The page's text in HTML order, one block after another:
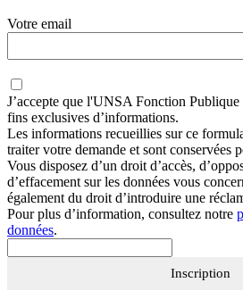
Votre email
J’accepte que l'UNSA Fonction Publique
fins exclusives d’informations.
Les informations recueillies sur ce
traiter votre demande et sont conservées
Vous disposez d’un droit d’accès,
d’effacement sur les données vous
également du droit d’introduire une
Pour plus d’information, consultez notre
données.
Inscription